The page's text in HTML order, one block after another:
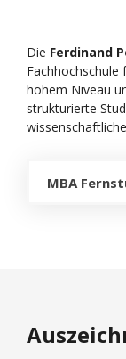
Die Ferdinand
Fachhochschule
hohem Niveau
strukturierte
MBA